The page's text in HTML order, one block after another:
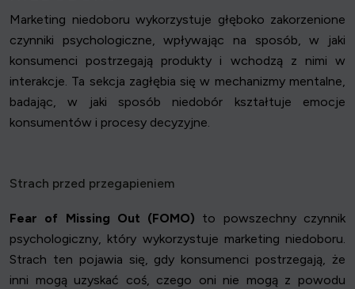
Marketing niedoboru wykorzystuje głęboko zakorzenione
czynniki psychologiczne, wpływając na sposób, w jaki
konsumenci postrzegają produkty i wchodzą z nimi w
interakcje. Ta sekcja zagłębia się w mechanizmy mentalne,
badając, w jaki sposób niedobór kształtuje emocje
konsumentów i procesy decyzyjne.
Strach przed przegapieniem
Fear of Missing Out (FOMO) to powszechny czynnik
psychologiczny, który wykorzystuje marketing niedoboru.
Strach ten pojawia się, gdy konsumenci postrzegają, że
inni mogą uzyskać coś, czego oni nie mogą z powodu